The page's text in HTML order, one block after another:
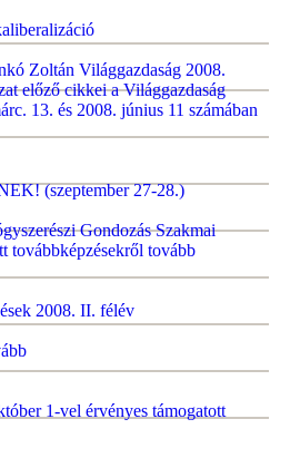
Zoltán Világgazdaság 2008.
előző cikkei a Világgazdaság
13. és 2008. június 11 számában
(szeptember 27-28.)
Gondozás Szakmai
továbbképzésekről tovább
2008. II. félév
1-vel érvényes támogatott